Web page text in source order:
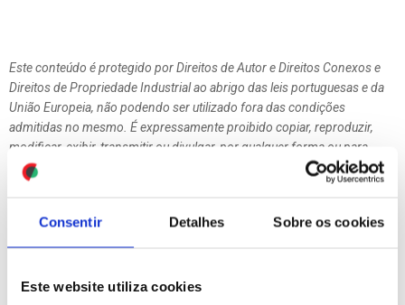
Consentir Detalhes Sobre os cookies
Este website utiliza cookies
Este conteúdo é protegido por Direitos de Autor e Direitos Conexos e
Direitos de Propriedade Industrial ao abrigo das leis portuguesas e da
União Europeia, não podendo ser utilizado fora das condições
admitidas no mesmo. É expressamente proibido copiar, reproduzir,
modificar, exibir, transmitir ou divulgar, por qualquer forma ou para
qualquer fim os conteúdos deste site, sem prévia e devida autorização
MAISLIDAS
Feira do Ano de Montemor-o-Velho